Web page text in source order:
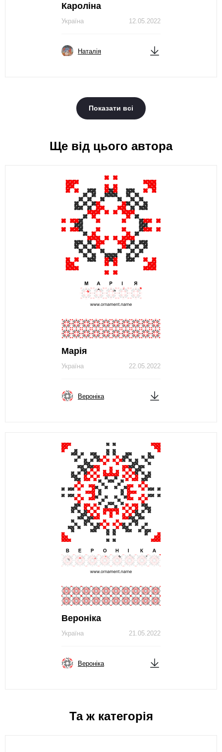
Кароліна
12.05.2022
Україна
Наталія
Показати всі
Ще від цього автора
Марія
22.05.2022
Україна
Вероніка
Вероніка
21.05.2022
Україна
Вероніка
Та ж категорія